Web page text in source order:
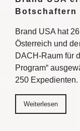
Botschaftern
Brand USA hat
Österreich und
DACH-Raum für
Program“
250
Weiterlesen